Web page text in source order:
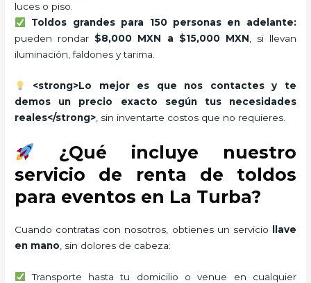
luces o piso.
Toldos grandes para 150 personas en adelante:
pueden rondar $8,000 MXN a $15,000 MXN, si llevan
iluminación, faldones y tarima.
<strong>Lo mejor es que nos contactes y te
demos un precio exacto según tus necesidades
reales</strong> , sin inventarte costos que no requieres.
¿Qué incluye nuestro
servicio de renta de toldos
para eventos en La Turba?
Cuando contratas con nosotros, obtienes un servicio
llave
en mano , sin dolores de cabeza:
Transporte hasta tu domicilio o venue en cualquier